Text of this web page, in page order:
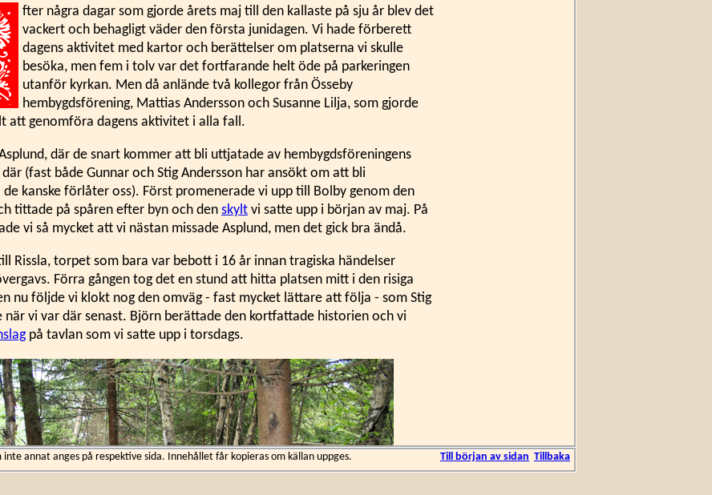
fter några dagar som gjorde årets maj till den kallaste på sju år blev det
vackert och behagligt väder den första junidagen. Vi hade förberett
dagens aktivitet med kartor och berättelser om platserna vi skulle
besöka, men fem i tolv var det fortfarande helt öde på parkeringen
utanför kyrkan. Men då anlände två kollegor från Össeby
hembygdsförening, Mattias Andersson och Susanne Lilja, som gjorde
att genomföra dagens aktivitet i alla fall.
där de snart kommer att bli uttjatade av hembygdsföreningens
(fast både Gunnar och Stig Andersson har ansökt om att bli
de kanske förlåter oss). Först promenerade vi upp till Bolby genom den
tittade på spåren efter byn och den skylt vi satte upp i början av maj. På
vi så mycket att vi nästan missade Asplund, men det gick bra ändå.
Rissla, torpet som bara var bebott i 16 år innan tragiska händelser
Förra gången tog det en stund att hitta platsen mitt i den risiga
nu följde vi klokt nog den omväg - fast mycket lättare att följa - som Stig
när vi var där senast. Björn berättade den kortfattade historien och vi
på tavlan som vi satte upp i torsdags.
annat anges på respektive sida. Innehållet får kopieras om källan uppges. Till början av sidan Tillbaka